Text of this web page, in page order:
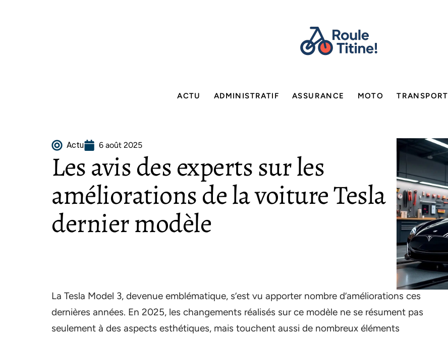
ACTU ADMINISTRATIF ASSURANCE MOTO TRANSPORT
Actu 6 août 2025
Les avis des experts sur les
améliorations de la voiture Tesla
dernier modèle
La Tesla Model 3, devenue emblématique, s’est vu apporter nombre d’améliorations ces
dernières années. En 2025, les changements réalisés sur ce modèle ne se résument pas
seulement à des aspects esthétiques, mais touchent aussi de nombreux éléments